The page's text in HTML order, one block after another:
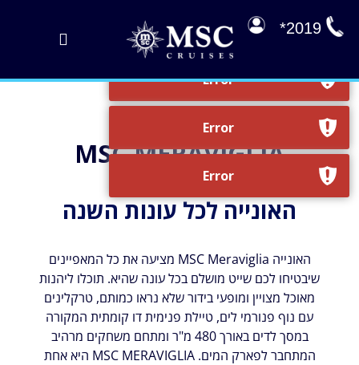
לתוכן
Toggle
הפלגות במבצע
ניהול הזמנה
2019*
MSC MERAVIGLIA
האונייה לכל עונות השנה
האונייה MSC Meraviglia מציעה את כל המאפיינים
שיבטיחו לכם שייט מושלם בכל עונה שהיא. תוכלו ליהנות
מאוכל מצויין ומופעי בידור שלא נראו כמותם, טרקלינים
עם נוף פנורמי לים, טיילת פנימית דו קומתית המקורה
במסך לדים באורך 480 מ"ר ומתחם משחקים מרהיב
המתחבר לפארק המים. MSC MERAVIGLIA היא אחת